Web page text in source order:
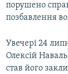
порушено
позбавлення
Увечері 24
Олексій
став його